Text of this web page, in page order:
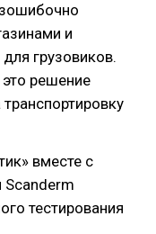
и
грузовиков.
это решение
вместе с
Scanderm
тестирования